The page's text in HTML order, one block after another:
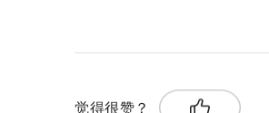
觉得很赞？